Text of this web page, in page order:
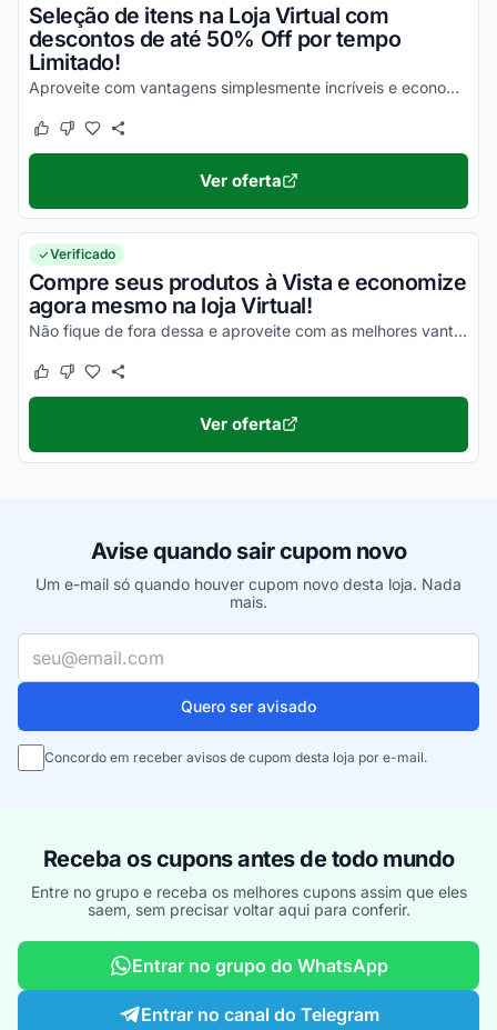
Seleção de itens na Loja Virtual com
descontos de até 50% Off por tempo
Limitado!
Aproveite com vantagens simplesmente incríveis e economize!
Este cupom funcionou
Este cupom não funcionou
Ver oferta
Verificado
Compre seus produtos à Vista e economize
agora mesmo na loja Virtual!
Não fique de fora dessa e aproveite com as melhores vantagens em todas as suas compras!
Este cupom funcionou
Este cupom não funcionou
Ver oferta
Avise quando sair cupom novo
Um e-mail só quando houver cupom novo desta loja. Nada
mais.
Seu e-mail
Quero ser avisado
Concordo em receber avisos de cupom desta loja por e-mail.
Receba os cupons antes de todo mundo
Entre no grupo e receba os melhores cupons assim que eles
saem, sem precisar voltar aqui para conferir.
Entrar no grupo do WhatsApp
Entrar no canal do Telegram